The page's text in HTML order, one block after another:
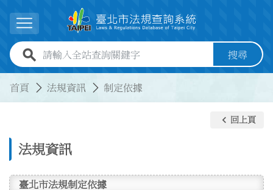
展開選單
全站查詢關鍵字欄位 搜尋
首頁 法規資訊 制定依據
法規資訊
keyboard_arrow_left 回上頁
臺北市法規制定依據